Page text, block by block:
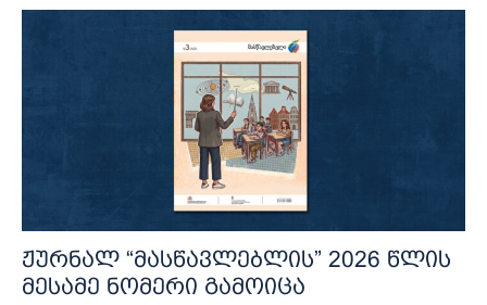
ჟურნალ “მასწავლებლის” 2026 წლის
მესამე ნომერი გამოიცა